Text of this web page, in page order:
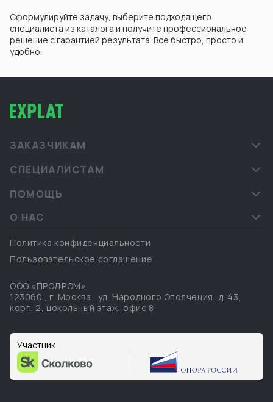
Сформулируйте задачу, выберите подходящего
специалиста из каталога и получите профессиональное
решение с гарантией результата. Все быстро, просто и
удобно.
ЗАКАЗЧИКАМ
СПЕЦИАЛИСТАМ
ПОМОЩЬ
О НАС
Политика конфиденциальности
Пользовательское соглашение
ООО «ПРОДРОМ»
123060 , г. Москва , ул. Народного Ополчения, д. 43,
корп. 2, цокольный этаж, офис 8
Участник